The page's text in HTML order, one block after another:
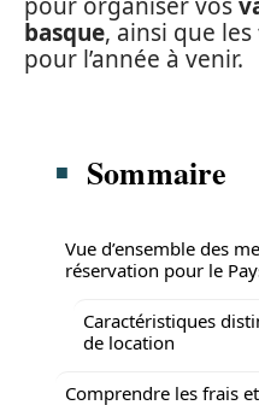
basque, ainsi que les
pour l’année à venir.
Sommaire
Vue d’ensemble des
réservation pour le
Caractéristiques
de location
Comprendre les frais